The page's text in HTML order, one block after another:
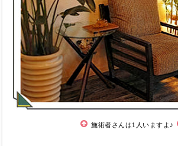
施術者さんは1人いますよ♪